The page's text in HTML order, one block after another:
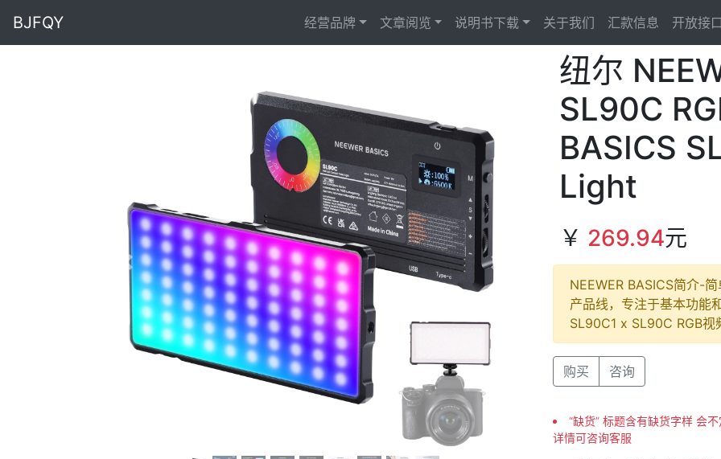
BJFQY 经营品牌 文章阅览 说明书下载 关于我们 汇款信息 开放接
Previous
纽尔
SL90C
BASICS
Light
￥ 269.94元
NEEWER BASICS简介-
产品线，专注于基本功能
SL90C1 x SL90C RGB视
购买 咨询
“缺货” 标题含有缺货字样 会
详情可咨询客服